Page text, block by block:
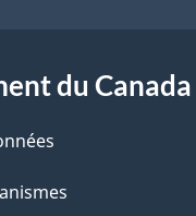
du Canada